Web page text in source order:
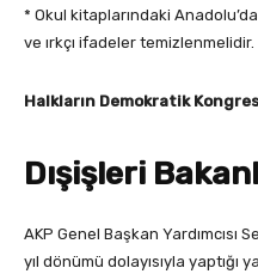
* Okul kitaplarındaki
ve ırkçı ifadeler temizlenmelidir.
Halkların Demokratik
Dışişleri
AKP Genel Başkan Yardımcısı
yıl dönümü dolayısıyla yaptığı